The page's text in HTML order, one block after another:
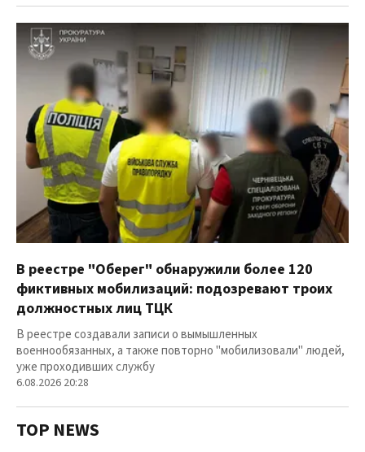
В реестре "Оберег" обнаружили более 120
фиктивных мобилизаций: подозревают троих
должностных лиц ТЦК
В реестре создавали записи о вымышленных
военнообязанных, а также повторно "мобилизовали" людей,
уже проходивших службу
6.08.2026 20:28
TOP NEWS